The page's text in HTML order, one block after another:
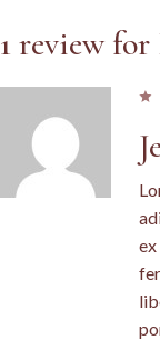
1 review for